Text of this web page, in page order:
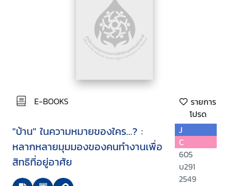
E-BOOKS
รายการ
โปรด
"บ้าน" ในความหมายของใคร...? :
หลากหลายมุมมองของคนทำงานเพื่อ
สิทธิที่อยู่อาศัย
J
C
605
บ291
2549